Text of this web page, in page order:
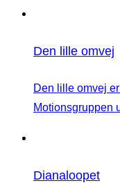
Den lille omvej
Den lille omvej
Motionsgruppen
Dianaloopet